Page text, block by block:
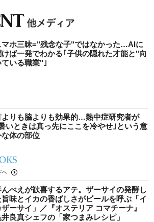
マホ三昧="残念な子"ではなかった…AIに
けば一発でわかる｢子供の隠れた才能と"向
ている職業"｣
よりも脇よりも効果的…熱中症研究者が
いときは真っ先にここを冷やせ｣という意
な体の部位
へ
んべえが歓喜するアテ。ザーサイの発酵し
旨味とイカの香ばしさがビールを呼ぶ「イ
ザーサイ」／『オステリア コマチーナ』
良真シェフの「家つまみレシピ」